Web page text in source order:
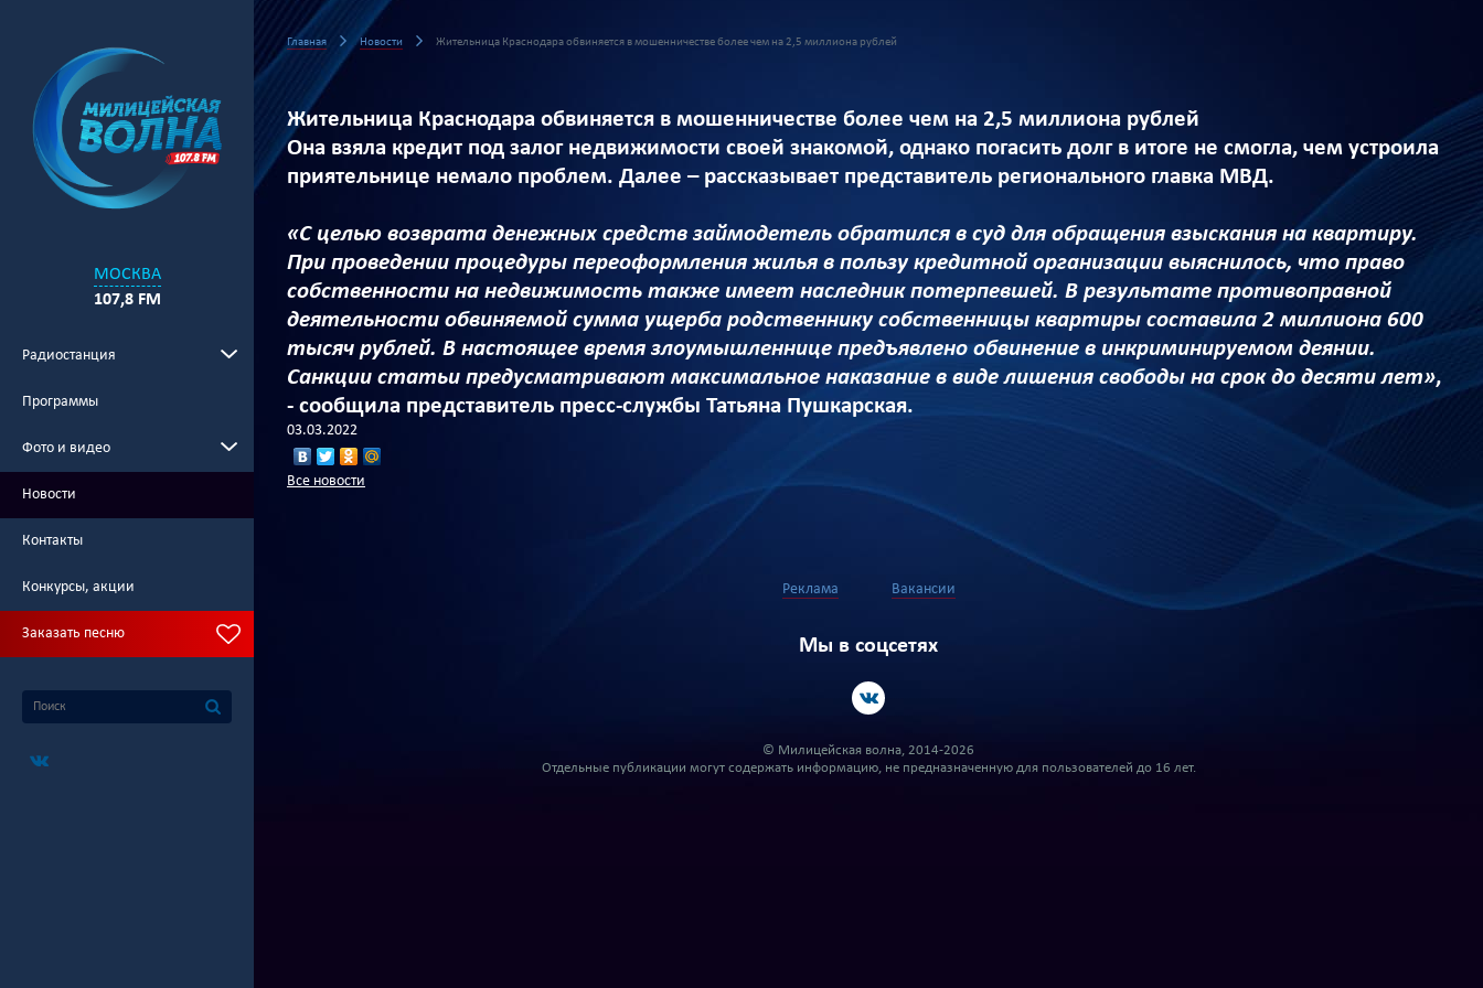
МОСКВА
107,8 FM
Радиостанция
Программы
Фото и видео
Новости
Контакты
Конкурсы, акции
Заказать песню
Главная Новости Жительница Краснодара обвиняется в мошенничестве более чем на 2,5 миллиона рублей
Жительница Краснодара обвиняется в мошенничестве более чем на 2,5 миллиона рублей
Она взяла кредит под залог недвижимости своей знакомой, однако погасить долг в итоге не смогла, чем устроила
приятельнице немало проблем. Далее – рассказывает представитель регионального главка МВД.
«С целью возврата денежных средств займодетель обратился в суд для обращения взыскания на квартиру.
При проведении процедуры переоформления жилья в пользу кредитной организации выяснилось, что право
собственности на недвижимость также имеет наследник потерпевшей. В результате противоправной
деятельности обвиняемой сумма ущерба родственнику собственницы квартиры составила 2 миллиона 600
тысяч рублей. В настоящее время злоумышленнице предъявлено обвинение в инкриминируемом деянии.
Санкции статьи предусматривают максимальное наказание в виде лишения свободы на срок до десяти лет»,
- сообщила представитель пресс-службы Татьяна Пушкарская.
03.03.2022
Все новости
Реклама Вакансии
Мы в соцсетях
© Милицейская волна, 2014-2026
Отдельные публикации могут содержать информацию, не предназначенную для пользователей до 16 лет.